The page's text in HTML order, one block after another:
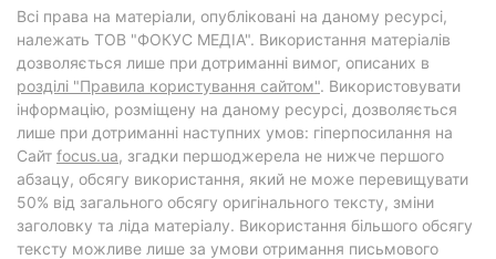
Всі права на матеріали, опубліковані на даному ресурсі,
належать ТОВ "ФОКУС МЕДІА". Використання матеріалів
дозволяється лише при дотриманні вимог, описаних в
розділі "Правила користування сайтом". Використовувати
інформацію, розміщену на даному ресурсі, дозволяється
лише при дотриманні наступних умов: гіперпосилання на
Cайт focus.ua, згадки першоджерела не нижче першого
абзацу, обсягу використання, який не може перевищувати
50% від загального обсягу оригінального тексту, зміни
заголовку та ліда матеріалу. Використання більшого обсягу
тексту можливе лише за умови отримання письмового